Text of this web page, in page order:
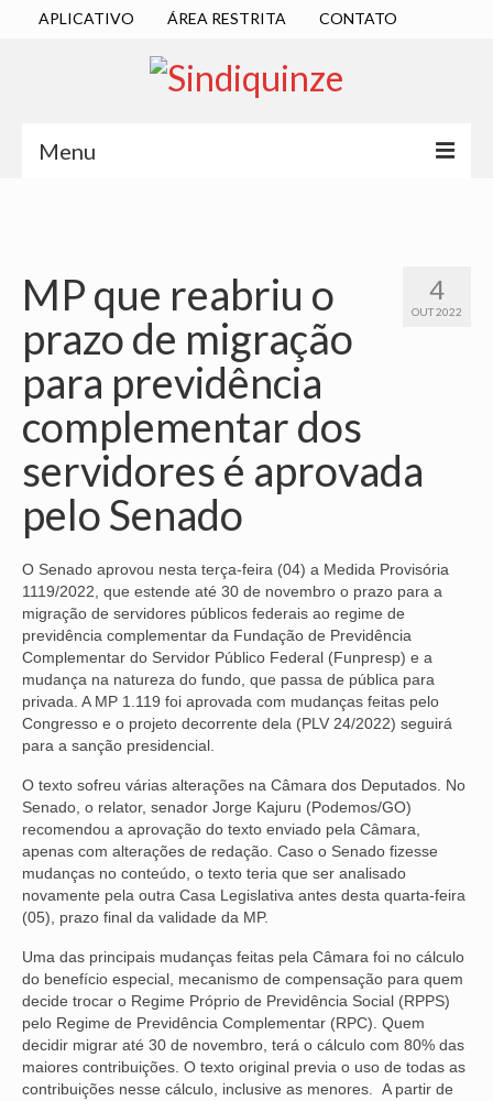
APLICATIVO ÁREA RESTRITA CONTATO
Menu
DIRETORIA EXECUTIVA
ESTATUTO
ATAS
LOCALIZAÇÃO
QUEM SOMOS
NOSSA HISTÓRIA
SUBSEDES
ARAÇATUBA
BAURU
PRESIDENTE PRUDENTE
RIBEIRÃO PRETO
SÃO JOSÉ DOS CAMPOS
SÃO JOSÉ DO RIO PRETO
SOROCABA
NOTÍCIAS
BOLETIM
VÍDEOS
CONVÊNIOS
4
OUT 2022
MP que reabriu o
prazo de migração
para previdência
complementar dos
servidores é aprovada
pelo Senado
O Senado aprovou nesta terça-feira (04) a Medida Provisória
1119/2022, que estende até 30 de novembro o prazo para a
migração de servidores públicos federais ao regime de
previdência complementar da Fundação de Previdência
Complementar do Servidor Público Federal (Funpresp) e a
mudança na natureza do fundo, que passa de pública para
privada. A MP 1.119 foi aprovada com mudanças feitas pelo
Congresso e o projeto decorrente dela (PLV 24/2022) seguirá
para a sanção presidencial.
O texto sofreu várias alterações na Câmara dos Deputados. No
Senado, o relator, senador Jorge Kajuru (Podemos/GO)
recomendou a aprovação do texto enviado pela Câmara,
apenas com alterações de redação. Caso o Senado fizesse
mudanças no conteúdo, o texto teria que ser analisado
novamente pela outra Casa Legislativa antes desta quarta-feira
(05), prazo final da validade da MP.
Uma das principais mudanças feitas pela Câmara foi no cálculo
do benefício especial, mecanismo de compensação para quem
decide trocar o Regime Próprio de Previdência Social (RPPS)
pelo Regime de Previdência Complementar (RPC). Quem
decidir migrar até 30 de novembro, terá o cálculo com 80% das
maiores contribuições. O texto original previa o uso de todas as
contribuições nesse cálculo, inclusive as menores. A partir de